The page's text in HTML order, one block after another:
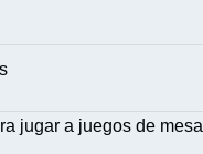
jugar a juegos de mesa